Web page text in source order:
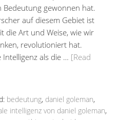
Bedeutung gewonnen hat.
auf diesem Gebiet ist
die Art und Weise, wie wir
revolutioniert hat.
als die … [Read
bedeutung, daniel goleman,
intelligenz von daniel goleman,